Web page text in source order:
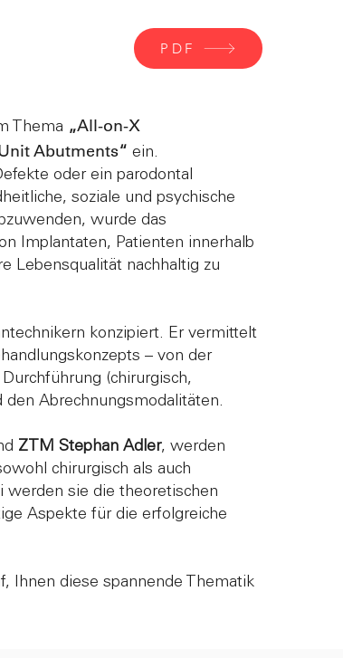
Thema „All-on-X
Abutments“ ein.
oder ein parodontal
soziale und psychische
wurde das
Implantaten, Patienten innerhalb
Lebensqualität nachhaltig zu
konzipiert. Er vermittelt
– von der
(chirurgisch,
Abrechnungsmodalitäten.
ZTM Stephan Adler, werden
chirurgisch als auch
werden sie die theoretischen
Aspekte für die erfolgreiche
Ihnen diese spannende Thematik
PDF